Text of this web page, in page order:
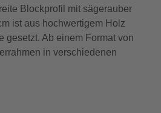
Blockprofil mit sägerauber
ist aus hochwertigem Holz
Ab einem Format von
in verschiedenen